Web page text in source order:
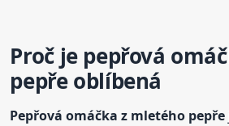
Proč je pepřová
pepře oblíbená
Pepřová omáčka z mletého pepře